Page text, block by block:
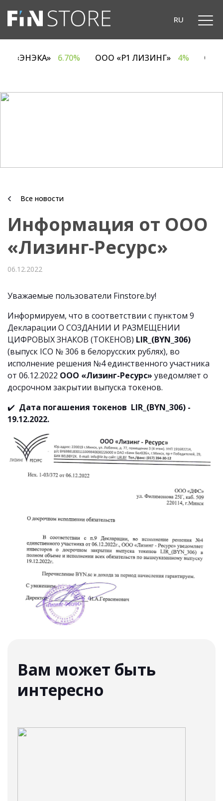
RU
«ЭНЭКА» 6.70% ООО «Р1 ЛИЗИНГ» 4%
Все новости
Информация от ООО
«Лизинг-Ресурс»
06.12.2022
Уважаемые пользователи Finstore.by!
Информируем, что в соответствии с пунктом 9
Декларации О СОЗДАНИИ И РАЗМЕЩЕНИИ
ЦИФРОВЫХ ЗНАКОВ (ТОКЕНОВ) LIR_(BYN_306)
(выпуск ICO № 306 в белорусских рублях), во
исполнение решения №4 единственного участника
от 06.12.2022 ООО «Лизинг-Ресурс» уведомляет о
досрочном закрытии выпуска токенов.
✔️ Дата погашения токенов LIR_(BYN_306) -
19.12.2022.
Вам может быть
интересно